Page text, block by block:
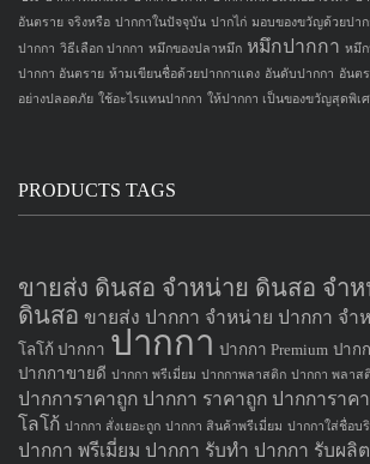
อันตราย จริงหรือ ปากกาในปัจจุบัน ปากไก่ มอบของขวัญด้วยปาก
ปากกา วิธีเลือก ปากกา หมึกของปลาหมึก หมึกปากกา หมึก
ปากกา อันตราย ห้ามเขียนชื่อด้วยปากกาแดง อันดับปากกา อันต
อย่างปลอดภัย ใช้อะไรแทนปากกา ให้ปากกา เป็นของขวัญสุดพิเ
PRODUCTS TAGS
ขายส่ง ดินสอ จำหน่าย ดินสอ จำ
ดินสอ ขายส่ง ปากกา จำหน่าย ปากกา จำ
โลโก้ ปากกา ปากกา ปากกา Premium ปาก
ปากกาขายดี ปากกา พรีเมี่ยม ปากกาพลาสติก ปากกา พลาส
ปากการาคาถูก ปากกา ราคาถูก ปากการาค
โลโก้ ปากกา สั่งเยอะถูก ปากกา สินค้าพรีเมี่ยม ปากกาใส่ชื่อบ
ปากกา พรีเมี่ยม ปากกา รับทำ ปากกา รับผลิ